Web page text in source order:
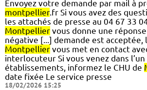
Envoyez votre demande par mail à
montpellier.fr Si vous avez des
les attachés de presse au 04 67 33
Montpellier vous donne une
négative [...] demande est acceptée,
Montpellier vous met en contact
interlocuteur Si vous venez dans l’un
établissements, informez le CHU de
date fixée Le service presse
18/02/2026 15:25